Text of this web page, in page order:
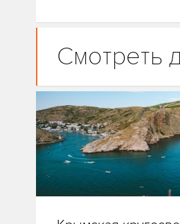
Смотреть